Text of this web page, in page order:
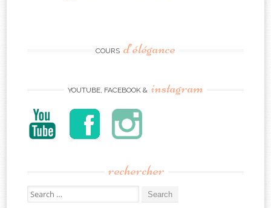
COURS d’élégance
YOUTUBE, FACEBOOK & instagram
rechercher
Search
for: